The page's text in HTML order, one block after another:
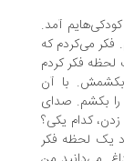
آمد.
که
کردم
با آن
صدای
یکی؟
فکر